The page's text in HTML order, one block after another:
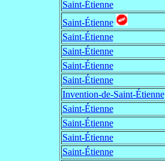
Saint-Étienne
Saint-Étienne
Saint-Étienne
Saint-Étienne
Saint-Étienne
Saint-Étienne
Invention-de-Saint-Étienne
Saint-Étienne
Saint-Étienne
Saint-Étienne
Saint-Étienne